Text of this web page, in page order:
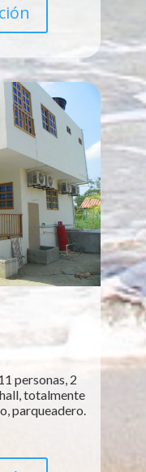
personas, 2
totalmente
parqueadero.